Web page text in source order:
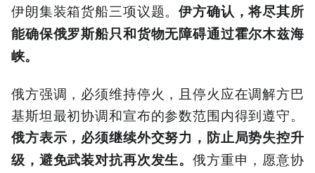
伊朗集装箱货船三项议题。伊方确认，将尽其所
能确保俄罗斯船只和货物无障碍通过霍尔木兹海
峡。
俄方强调，必须维持停火，且停火应在调解方巴
基斯坦最初协调和宣布的参数范围内得到遵守。
俄方表示，必须继续外交努力，防止局势失控升
级，避免武装对抗再次发生。俄方重申，愿意协